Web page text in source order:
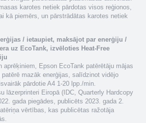
karotes netiek pārdotas visos reģionos,
kā piemērs, un pārstrādātas karotes netiek
/ ietaupiet, maksājot par enerģiju /
uz EcoTank, izvēloties Heat-Free
aprēķiniem, Epson EcoTank patērētāju mājas
patērē mazāk enerģijas, salīdzinot vidējo
pārdotie A4 1-20 lpp./min.
lāzerprinteri Eiropā (IDC, Quarterly Hardcopy
gada piegādes, publicēts 2023. gada 2.
vērtības, kas publicētas ražotāja